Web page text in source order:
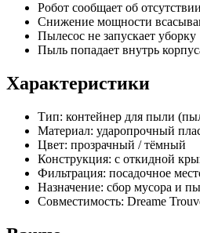
Робот сообщает об
Снижение мощности
Пылесос не запускает уборку
Пыль попадает внутрь
Характеристики
Тип: контейнер для пыли
Материал: ударопрочный
Цвет: прозрачный / тёмный
Конструкция: с откидной
Фильтрация: посадочное
Назначение: сбор мусора и
Совместимость: Dreame